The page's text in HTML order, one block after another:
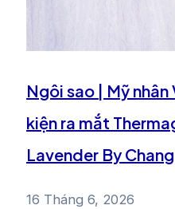
Ngôi sao | Mỹ
kiện ra mắt
Lavender By Chang
16 Tháng 6, 2026